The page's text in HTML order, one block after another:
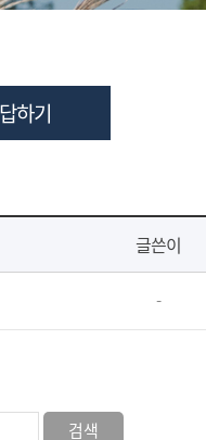
하기
글쓴이
-